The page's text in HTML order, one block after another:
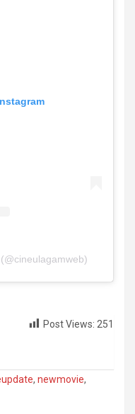
Post Views: 251
, newmovie,